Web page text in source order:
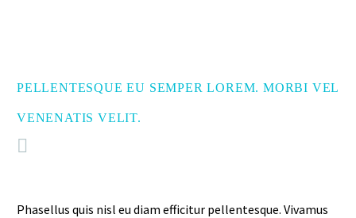
PELLENTESQUE EU SEMPER LOREM. MORBI VEL
VENENATIS VELIT.
Phasellus quis nisl eu diam efficitur pellentesque. Vivamus